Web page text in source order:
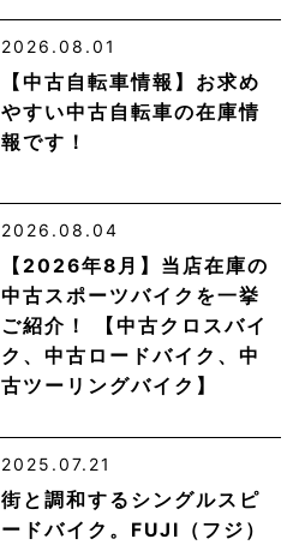
2026.08.01
【中古自転車情報】お求め
やすい中古自転車の在庫情
報です！
2026.08.04
【2026年8月】当店在庫の
中古スポーツバイクを一挙
ご紹介！ 【中古クロスバイ
ク、中古ロードバイク、中
古ツーリングバイク】
2025.07.21
街と調和するシングルスピ
ードバイク。FUJI（フジ）